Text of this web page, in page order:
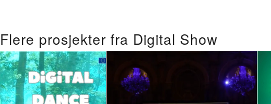
Flere prosjekter fra Digital Show
Dans for
Bedriftarrangementer:
En ny måte å